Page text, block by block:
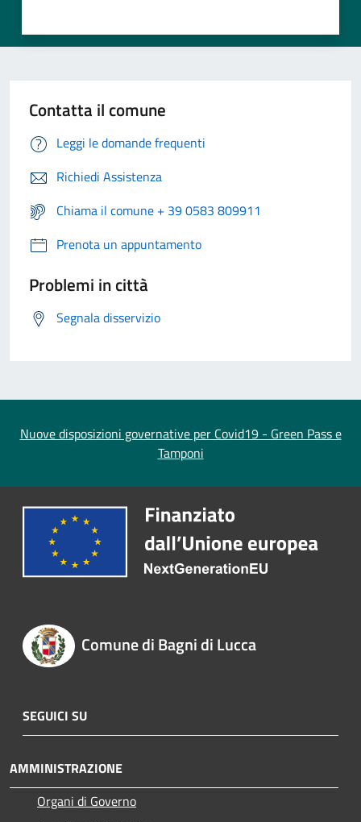
Contatta il comune
Leggi le domande frequenti
Richiedi Assistenza
Chiama il comune + 39 0583 809911
Prenota un appuntamento
Problemi in città
Segnala disservizio
Nuove disposizioni governative per Covid19 - Green Pass e
Tamponi
Comune di Bagni di Lucca
SEGUICI SU
AMMINISTRAZIONE
Organi di Governo